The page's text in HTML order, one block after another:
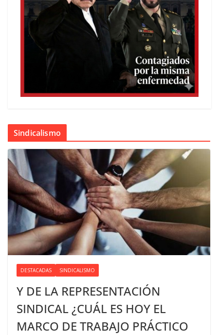
Sindicalismo
DESTACADAS SINDICALISMO
Y DE LA REPRESENTACIÓN
SINDICAL ¿CUÁL ES HOY EL
MARCO DE TRABAJO PRÁCTICO